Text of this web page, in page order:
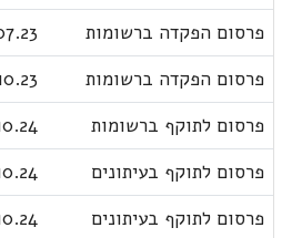
פרסום הפקדה ברשומות
פרסום הפקדה ברשומות
פרסום לתוקף ברשומות
פרסום לתוקף בעיתונים
פרסום לתוקף בעיתונים